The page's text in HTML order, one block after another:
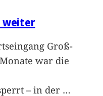
weiter
Groß-
war die
– in der …